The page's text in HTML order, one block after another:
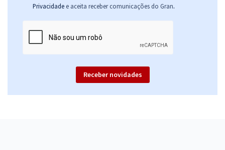
Privacidade e aceita receber comunicações do Gran.
Receber novidades